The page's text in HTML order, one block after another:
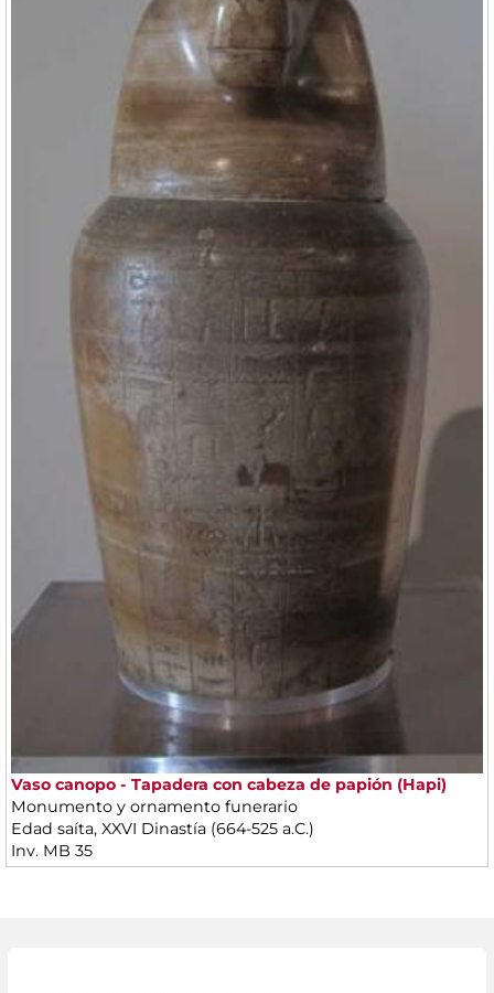
Vaso canopo - Tapadera con cabeza de papión (Hapi)
Monumento y ornamento funerario
Edad saíta, XXVI Dinastía (664-525 a.C.)
Inv. MB 35